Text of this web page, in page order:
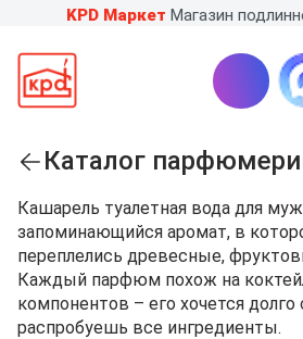
KPD Маркет Магазин
Каталог
Кашарель туалетная вода для
запоминающийся аромат, в
переплелись древесные,
Каждый парфюм похож на
компонентов – его хочется
распробуешь все ингредиенты.